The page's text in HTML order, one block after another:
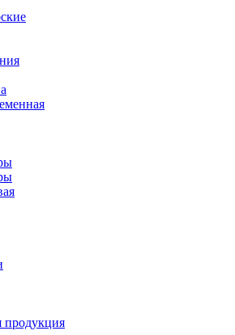
продукция